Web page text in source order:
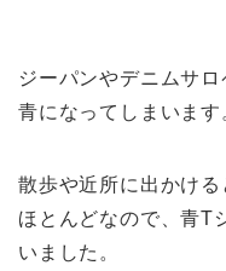
ジーパンやデニムサ
青になってしまいます
散歩や近所に出かけ
ほとんどなので、青T
いました。